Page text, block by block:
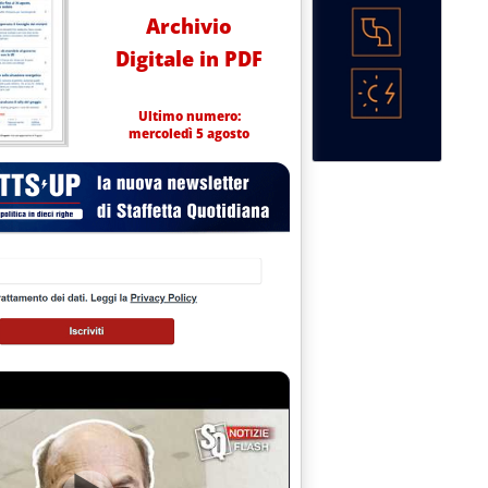
Archivio
Digitale in PDF
Ultimo numero:
mercoledì 5 agosto